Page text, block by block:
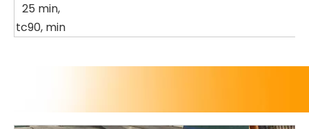
25 min,
tc90, min